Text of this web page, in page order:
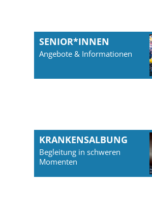
SENIOR*INNEN
Angebote & Informationen
KRANKENSALBUNG
Begleitung in schweren
Momenten